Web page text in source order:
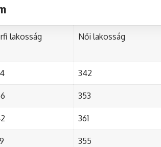
lakosság Női lakosság
342
353
361
355